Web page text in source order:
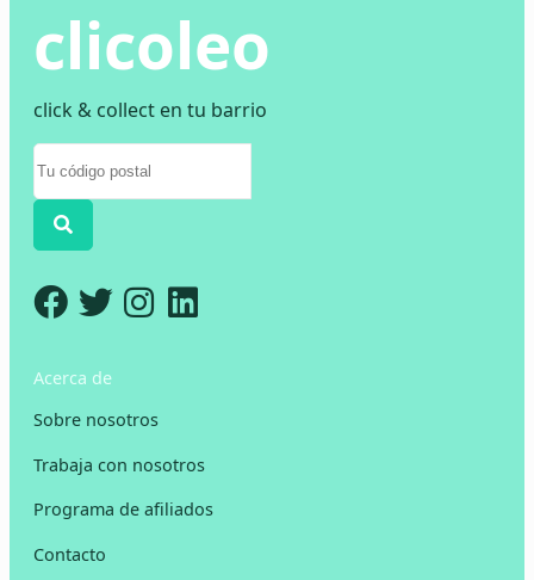
clicoleo
click & collect en tu barrio
Acerca de
Sobre nosotros
Trabaja con nosotros
Programa de afiliados
Contacto